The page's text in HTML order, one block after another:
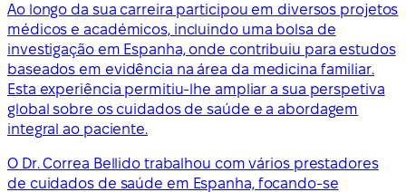
Ao longo da sua carreira participou em diversos projetos
médicos e académicos, incluindo uma bolsa de
investigação em Espanha, onde contribuiu para estudos
baseados em evidência na área da medicina familiar.
Esta experiência permitiu-lhe ampliar a sua perspetiva
global sobre os cuidados de saúde e a abordagem
integral ao paciente.
O Dr. Correa Bellido trabalhou com vários prestadores
de cuidados de saúde em Espanha, focando-se